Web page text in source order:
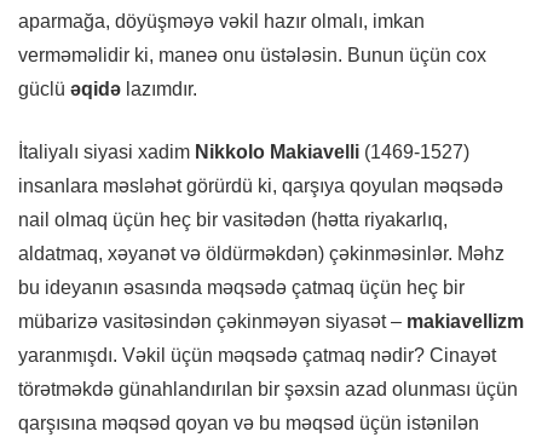
aparmağa, döyüşməyə vəkil hazır olmalı, imkan
verməməlidir ki, maneə onu üstələsin. Bunun üçün cox
güclü əqidə lazımdır.
İtaliyalı siyasi xadim Nikkolo Makiavelli (1469-1527)
insanlara məsləhət görürdü ki, qarşıya qoyulan məqsədə
nail olmaq üçün heç bir vasitədən (hətta riyakarlıq,
aldatmaq, xəyanət və öldürməkdən) çəkinməsinlər. Məhz
bu ideyanın əsasında məqsədə çatmaq üçün heç bir
mübarizə vasitəsindən çəkinməyən siyasət – makiavellizm
yaranmışdı. Vəkil üçün məqsədə çatmaq nədir? Cinayət
törətməkdə günahlandırılan bir şəxsin azad olunması üçün
qarşısına məqsəd qoyan və bu məqsəd üçün istənilən